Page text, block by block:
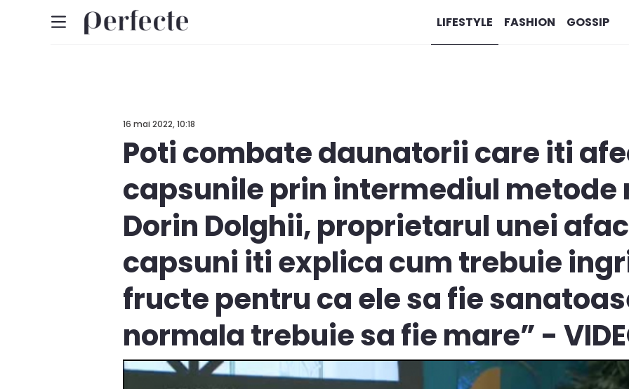
LIFESTYLE FASHION GOSSIP
16 mai 2022, 10:18
Poti combate daunatorii care iti
capsunile prin intermediul
Dorin Dolghii, proprietarul unei
capsuni iti explica cum trebuie
fructe pentru ca ele sa fie
normala trebuie sa fie mare” -